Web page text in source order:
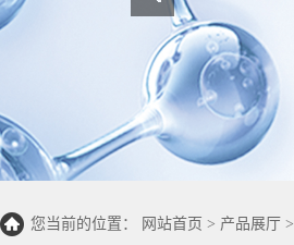
您当前的位置： 网站首页 > 产品展厅 >